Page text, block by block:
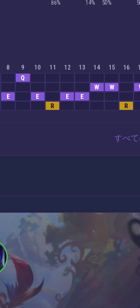
86%
14%
50%
8 9 10 11 12 13 14 15 16
Q
W W
E E E
E
R R
すべ